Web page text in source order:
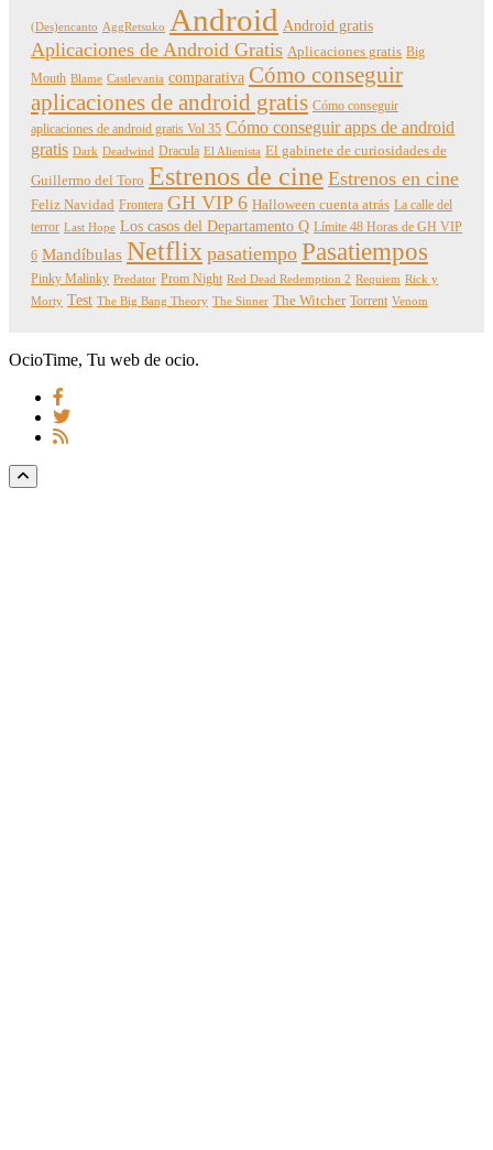
(Des)encanto AggRetsuko Android Android gratis
Aplicaciones de Android Gratis Aplicaciones gratis Big
Mouth Blame Castlevania comparativa Cómo conseguir
aplicaciones de android gratis Cómo conseguir
aplicaciones de android gratis Vol 35 Cómo conseguir apps de android
gratis Dark Deadwind Dracula El Alienista El gabinete de curiosidades de
Guillermo del Toro Estrenos de cine Estrenos en cine
Feliz Navidad Frontera GH VIP 6 Halloween cuenta atrás La calle del
terror Last Hope Los casos del Departamento Q Límite 48 Horas de GH VIP
6 Mandíbulas Netflix pasatiempo Pasatiempos
Pinky Malinky Predator Prom Night Red Dead Redemption 2 Requiem Rick y
Morty Test The Big Bang Theory The Sinner The Witcher Torrent Venom
OcioTime, Tu web de ocio.